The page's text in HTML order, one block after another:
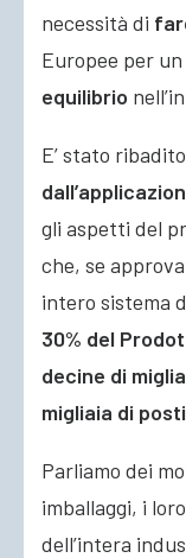
necessità di
Europee per un
equilibrio
E’ stato ribadito
gli aspetti del
che, se
intero sistema
30% del
decine di
migliaia di
Parliamo dei
imballaggi, i
dell’intera